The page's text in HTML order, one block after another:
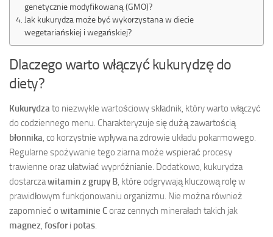
genetycznie modyfikowaną (GMO)?
Jak kukurydza może być wykorzystana w diecie
wegetariańskiej i wegańskiej?
Dlaczego warto włączyć kukurydzę do
diety?
Kukurydzato niezwykle wartościowy składnik, który warto włączyć
do codziennego menu. Charakteryzuje się dużą zawartością
błonnika, co korzystnie wpływa na zdrowie układu pokarmowego.
Regularne spożywanie tego ziarna może wspierać procesy
trawienne oraz ułatwiać wypróżnianie. Dodatkowo, kukurydza
dostarczawitamin z grupy B, które odgrywają kluczową rolę w
prawidłowym funkcjonowaniu organizmu. Nie można również
zapomnieć o witaminie Coraz cennych minerałach takich jak
magnez, fosfori potas.